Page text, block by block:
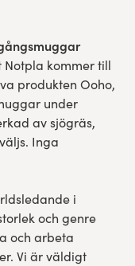
kommer till
produkten Ooho,
under
av sjögräs,
Inga
i
och genre
och arbeta
Vi är väldigt